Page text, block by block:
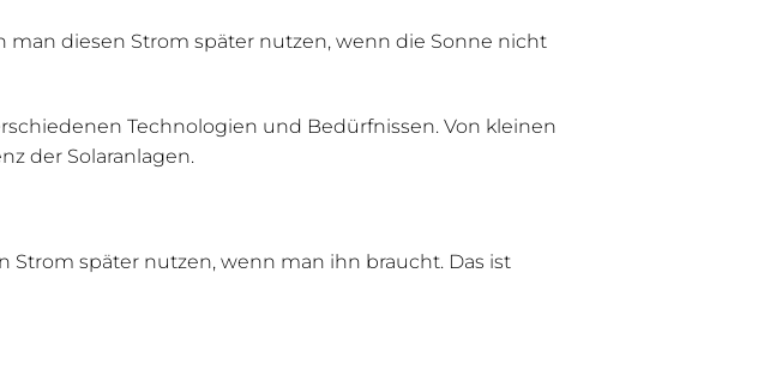
man diesen Strom später nutzen, wenn die Sonne nicht
Technologien und Bedürfnissen. Von kleinen
der Solaranlagen.
Strom später nutzen, wenn man ihn braucht. Das ist